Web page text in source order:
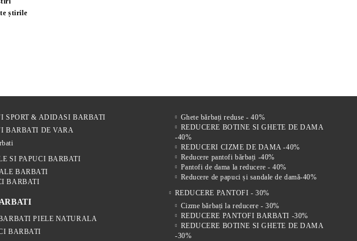
damă din piele velur
culoare maro deschis
ELIA MOVE – PANTOFI DE
VARĂ ALBI DIN PIELE
știrile
SPORT & ADIDASI BARBATI
BARBATI DE VARA
SI PAPUCI BARBATI
BARBATI
BARBATI
PIELE NATURALA
BARBATI
Ghete bărbați reduse - 40%
REDUCERE BOTINE SI GHETE DE DAMA
-40%
REDUCERI CIZME DE DAMA -40%
Reducere pantofi bărbați -40%
Pantofi de dama la reducere - 40%
Reducere de papuci și sandale de damă-40%
REDUCERE PANTOFI - 30%
Cizme bărbați la reducere - 30%
REDUCERE PANTOFI BARBATI -30%
REDUCERE BOTINE SI GHETE DE DAMA
-30%